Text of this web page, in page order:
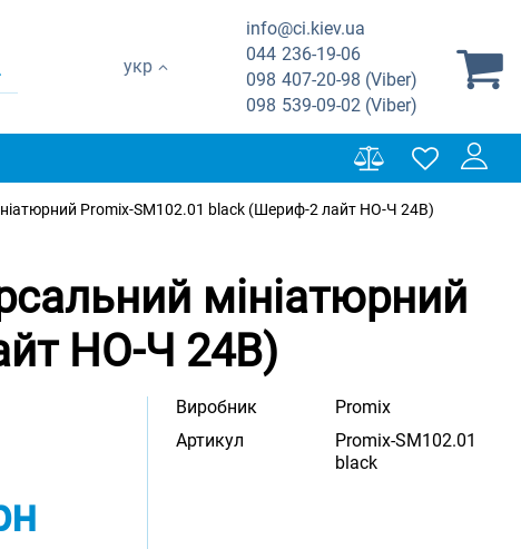
укр
info@ci.kiev.ua
044 236-19-06
098 407-20-98 (Viber)
098 539-09-02 (Viber)
Promix-SM102.01 black (Шериф-2 лайт НО-Ч 24В)
мініатюрний
НО-Ч 24В)
Виробник
Promix
Артикул
Promix-SM102.01
black